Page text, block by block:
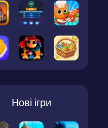
Нові ігри